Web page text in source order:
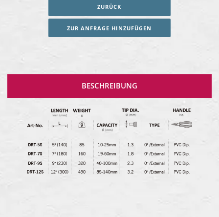
ZURÜCK
ZUR ANFRAGE HINZUFÜGEN
BESCHREIBUNG